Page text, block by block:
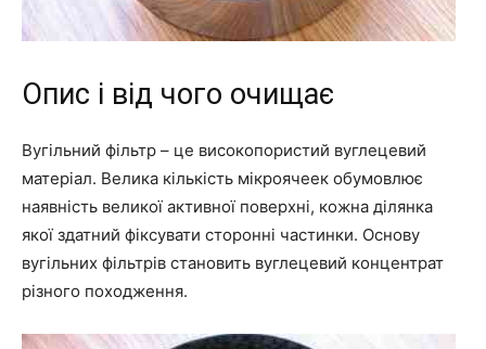
Опис і від чого очищає
Вугільний фільтр – це високопористий вуглецевий
матеріал. Велика кількість мікроячеек обумовлює
наявність великої активної поверхні, кожна ділянка
якої здатний фіксувати сторонні частинки. Основу
вугільних фільтрів становить вуглецевий концентрат
різного походження.